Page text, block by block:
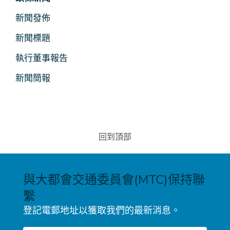
聞
及
媒
體
新聞發佈
新聞標題
執行董事報告
新聞簡報
回到頂部
與大都會交通委員會(MTC)保持聯
繫
登記電郵地址以獲取我們的最新消息。